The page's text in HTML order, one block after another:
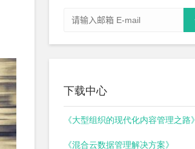
下载中心
《大型组织的现代化内容管理之路》
《混合云数据管理解决方案》